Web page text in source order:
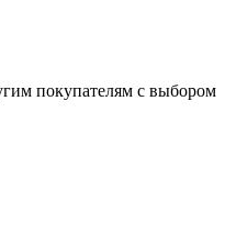
покупателям с выбором